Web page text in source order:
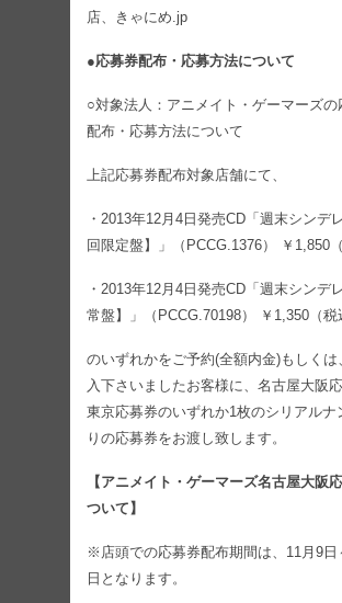
店、きゃにめ.jp
●応募券配布・応募方法について
○対象法人：アニメイト・ゲーマーズの
配布・応募方法について
上記応募券配布対象店舗にて、
・2013年12月4日発売CD「週末シンデ
回限定盤】」（PCCG.1376） ￥1,850（
・2013年12月4日発売CD「週末シンデ
常盤】」（PCCG.70198） ￥1,350（税
のいずれかをご予約(全額内金)もしくは
入下さいましたお客様に、名古屋大阪応
東京応募券のいずれか1枚のシリアルナ
りの応募券をお渡し致します。
【アニメイト・ゲーマーズ名古屋大阪
ついて】
※店頭での応募券配布期間は、11月9日
日となります。